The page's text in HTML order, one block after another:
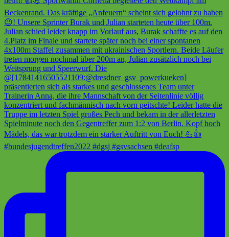
#bundesjugendtreffen2022 #dgsj #gsvsachsen #deafsp